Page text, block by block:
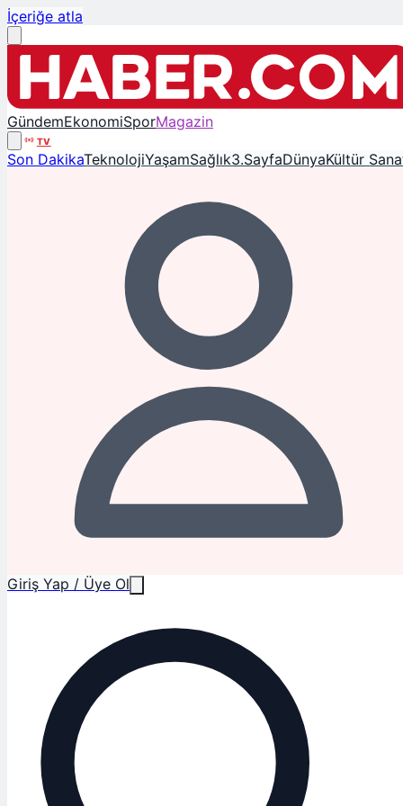
İçeriğe atla
GündemEkonomiSporMagazin
TV
Son DakikaTeknolojiYaşamSağlık3.SayfaDünyaKültür
Giriş Yap / Üye Ol